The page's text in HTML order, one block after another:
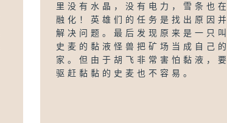
里没有水晶，没有电力，雪条也在
融化！英雄们的任务是找出原因并
解决问题。最后发现原来是一只叫
史麦的黏液怪兽把矿场当成自己的
家。但由于胡飞非常害怕黏液，要
驱赶黏黏的史麦也不容易。